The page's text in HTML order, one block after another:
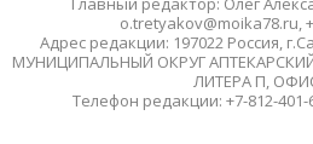
o.tretyakov@moika78.ru,
Адрес редакции: 197022 Россия,
МУНИЦИПАЛЬНЫЙ ОКРУГ
ЛИТЕРА П,
Телефон редакции: +7-812-